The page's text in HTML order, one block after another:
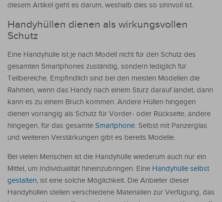
diesem Artikel geht es darum, weshalb dies so sinnvoll ist.
Handyhüllen dienen als wirkungsvollen
Schutz
Eine Handyhülle ist je nach Modell nicht für den Schutz des
gesamten Smartphones zuständig, sondern lediglich für
Teilbereiche. Empfindlich sind bei den meisten Modellen die
Rahmen, wenn das Handy nach einem Sturz darauf landet, dann
kann es zu einem Bruch kommen. Andere Hüllen hingegen
dienen vorrangig als Schutz für Vorder- oder Rückseite, andere
hingegen, für das gesamte Smartphone. Selbst mit Panzerglas
und weiteren Verstärkungen gibt es bereits Modelle.
Bei vielen Menschen ist die Handyhülle wiederum auch nur ein
Mittel, um Individualität hineinzubringen. Eine Handyhülle selbst
gestalten, ist eine solche Möglichkeit. Die Anbieter dieser
Handyhüllen stellen verschiedene Materialien zur Verfügung, das